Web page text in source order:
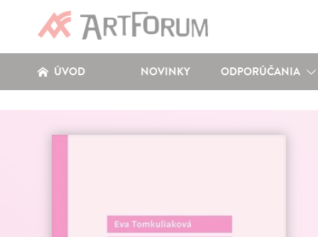
ÚVOD NOVINKY ODPORÚČANIA